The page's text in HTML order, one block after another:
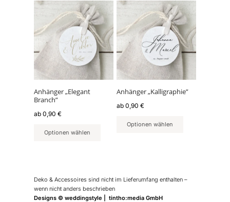
Anhänger „Elegant
Branch”
ab 0,90 €
Optionen wählen
Dieses
Produkt
weist
mehrere
Varianten
auf.
Die
Optionen
können
auf
der
gewählt
Anhänger „Kalligraphie”
ab0,90€
Optionen wählen
Dieses
Produkt
weist
mehrere
Varianten
auf.
Die
Optionen
können
auf
Produktseite
Deko & Accessoires sind nicht im Lieferumfang enthalten –
wenn nicht anders beschrieben
Designs © weddingstyle | tintho:media GmbH